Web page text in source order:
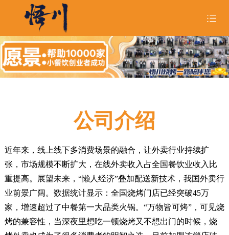
首页
关于悟川 
悟川美食
悟川资讯 
加入我们
公司介绍
近年来，线上线下多消费场景的融合，让外卖行业持续扩
张，市场规模不断扩大，在线外卖收入占全国餐饮业收入比
重提高。展望未来，“懒人经济”叠加配送新技术，我国外卖行
业前景广阔。数据统计显示：全国烧烤门店已经突破45万
家，增速超过了中餐第一大品类火锅。“万物皆可烤”，可见烧
烤的兼容性，当深夜里想吃一顿烧烤又不想出门的时候，烧